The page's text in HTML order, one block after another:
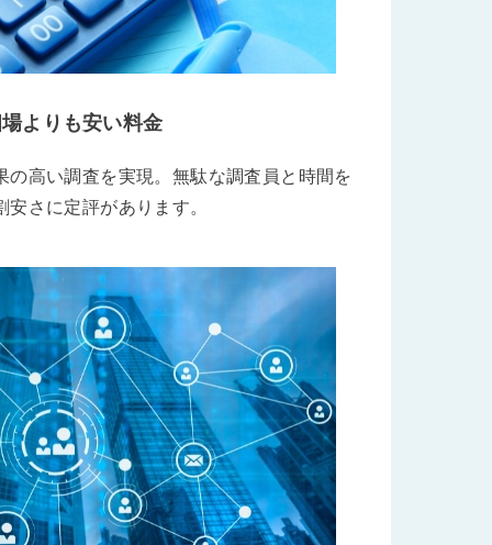
よりも安い料金
の高い調査を実現。無駄な調査員と時間を
さに定評があります。